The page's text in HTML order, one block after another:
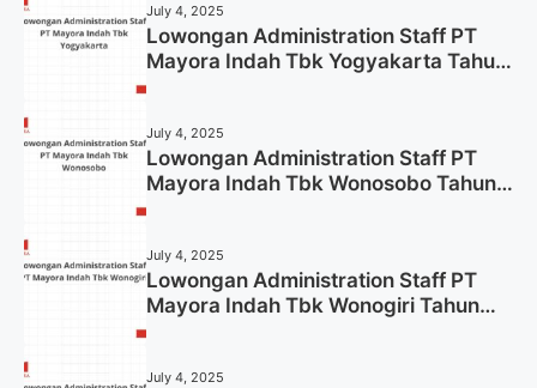
July 4, 2025
Lowongan Administration Staff PT
Mayora Indah Tbk Yogyakarta Tahun
July 4, 2025
Lowongan Administration Staff PT
Mayora Indah Tbk Wonosobo Tahun
July 4, 2025
Lowongan Administration Staff PT
Mayora Indah Tbk Wonogiri Tahun
July 4, 2025